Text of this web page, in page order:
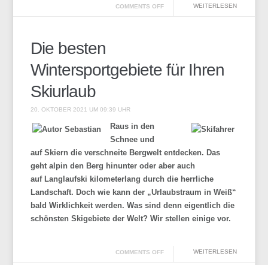
WEITERLESEN
COMMENTS OFF
Die besten
Wintersportgebiete für Ihren
Skiurlaub
20. OKTOBER 2021 UM 09:39 UHR
Raus in den
Schnee und
auf Skiern die verschneite Bergwelt entdecken. Das
geht alpin den Berg hinunter oder aber auch
auf Langlaufski kilometerlang durch die herrliche
Landschaft. Doch wie kann der „Urlaubstraum in Weiß“
bald Wirklichkeit werden. Was sind denn eigentlich die
schönsten Skigebiete der Welt? Wir stellen einige vor.
WEITERLESEN
COMMENTS OFF